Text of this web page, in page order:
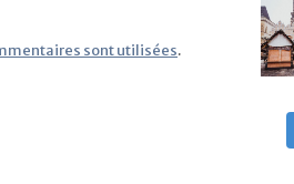
sont utilisées.